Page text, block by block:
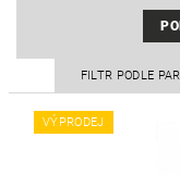
FILTR PODLE
VÝPRODEJ